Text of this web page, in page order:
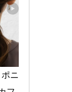
ニ